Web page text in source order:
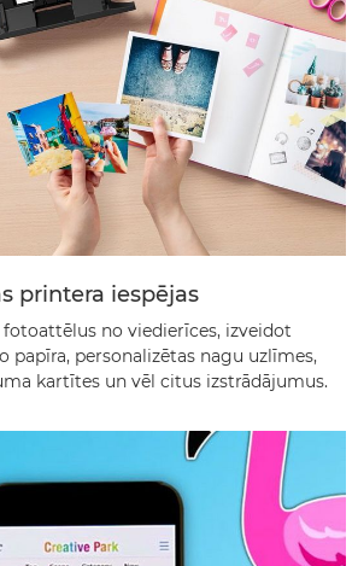
printera iespējas
no viedierīces, izveidot
papīra, personalizētas nagu uzlīmes,
kartītes un vēl citus izstrādājumus.